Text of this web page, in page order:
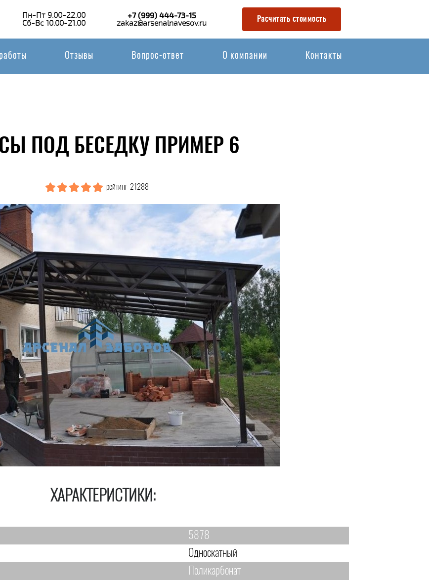
Пн-Пт 9.00-22.00
Сб-Вс 10.00-21.00
+7 (999) 444-73-15
zakaz@arsenalnavesov.ru Расчитать стоимость
Отзывы Вопрос-ответ О компании Контакты
ПОД БЕСЕДКУ ПРИМЕР 6
рейтинг: 21288
ХАРАКТЕРИСТИКИ:
5878
Односкатный
Поликарбонат